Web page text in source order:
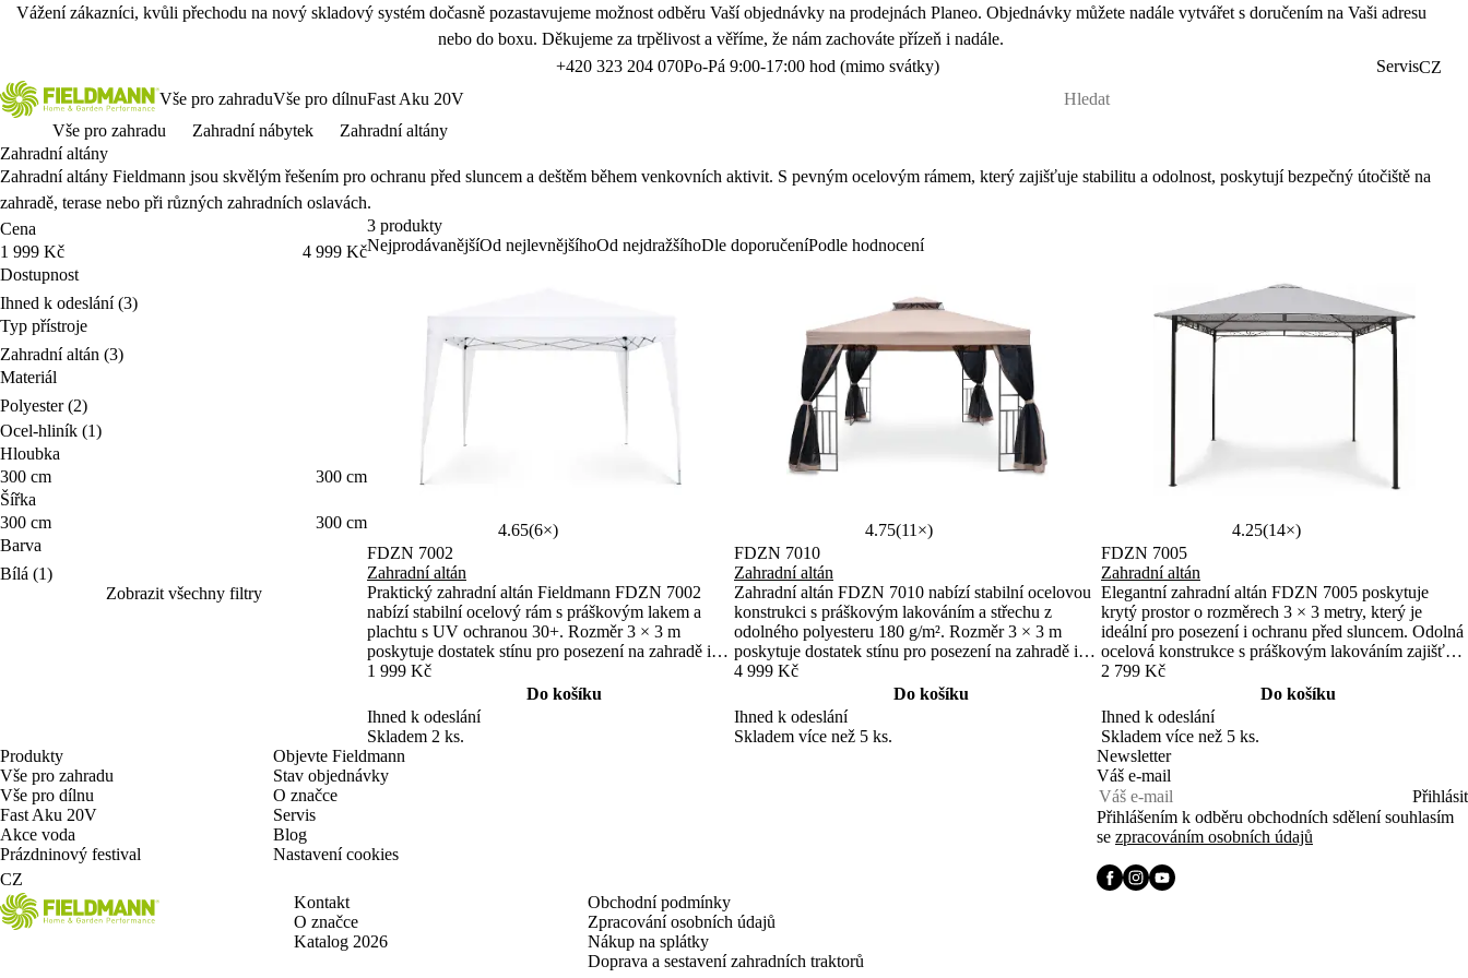
Vážení zákazníci, kvůli přechodu na nový skladový systém dočasně pozastavujeme možnost odběru Vaší objednávky na prodejnách Planeo. Objednávky můžete nadále vytvářet s doručením na Vaši adresu
nebo do boxu. Děkujeme za trpělivost a věříme, že nám zachováte přízeň i nadále.
+420 323 204 070Po-Pá 9:00-17:00 hod (mimo svátky) ServisCZ
Vše pro zahraduVše pro dílnuFast Aku 20V
Vše pro zahradu
Zahradní nábytek
Zahradní altány
Zahradní altány
Zahradní altány Fieldmann jsou skvělým řešením pro ochranu před sluncem a deštěm během venkovních aktivit. S pevným ocelovým rámem, který zajišťuje stabilitu a odolnost, poskytují bezpečný útočiště na
zahradě, terase nebo při různých zahradních oslavách.
Cena
Cena
1 999 Kč
4 999 Kč
Dostupnost
Dostupnost
Ihned k odeslání(3)
Typ přístroje
Typ přístroje
Zahradní altán (3)
Materiál
Materiál
Polyester(2)
Ocel-hliník (1)
Hloubka
Hloubka
300 cm
300 cm
Šířka
Šířka
300 cm
300 cm
Barva
Barva
Bílá (1)
Zobrazit všechny filtry
3 produkty
NejprodávanějšíOd nejlevnějšíhoOd nejdražšíhoDle doporučeníPodle hodnocení
4.65(6×)
FDZN 7002
Zahradní altán
Praktický zahradní altán Fieldmann FDZN 7002
nabízí stabilní ocelový rám s práškovým lakem a
plachtu s UV ochranou 30+. Rozměr 3 × 3 m
poskytuje dostatek stínu pro posezení na zahradě i
terase. Součástí je přepravní taška pro snadné
skladování a úsporu místa.
1 999 Kč
Do košíku
Ihned k odeslání
Skladem 2 ks.
4.75(11×)
FDZN 7010
Zahradní altán
Zahradní altán FDZN 7010 nabízí stabilní ocelovou
konstrukci s práškovým lakováním a střechu z
odolného polyesteru 180 g/m². Rozměr 3 × 3 m
poskytuje dostatek stínu pro posezení na zahradě i
terase. Součástí jsou moskytiéry pro ochranu proti
4 999 Kč
Do košíku
Ihned k odeslání
Skladem více než 5 ks.
4.25(14×)
FDZN 7005
Zahradní altán
Elegantní zahradní altán FDZN 7005 poskytuje
krytý prostor o rozměrech 3 × 3 metry, který je
ideální pro posezení i ochranu před sluncem. Odolná
ocelová konstrukce s práškovým lakováním zajišťuje
stabilitu a dlouhou životnost. Pevný polyesterový
potah střechy z materiálu 180 g/m² chrání před
slunečními paprsky a nenadálými přeháňkami.
2 799 Kč
Do košíku
Ihned k odeslání
Skladem více než 5 ks.
Produkty
Vše pro zahradu
Vše pro dílnu
Fast Aku 20V
Akce voda
Prázdninový festival
Objevte Fieldmann
Stav objednávky
O značce
Servis
Blog
Nastavení cookies
Newsletter
Váš e-mail
Přihlásit
Přihlášením k odběru obchodních sdělení souhlasím
se zpracováním osobních údajů
CZ
Kontakt
O značce
Katalog 2026
Obchodní podmínky
Zpracování osobních údajů
Nákup na splátky
Doprava a sestavení zahradních traktorů